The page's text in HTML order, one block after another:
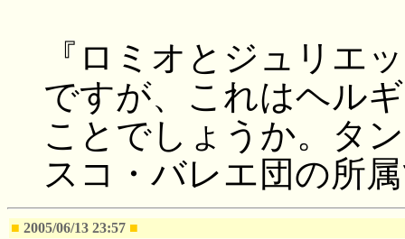
『ロミオとジュリエ
ですが、これはヘル
ことでしょうか。タ
スコ・バレエ団の所
■ 2005/06/13 23:57 ■